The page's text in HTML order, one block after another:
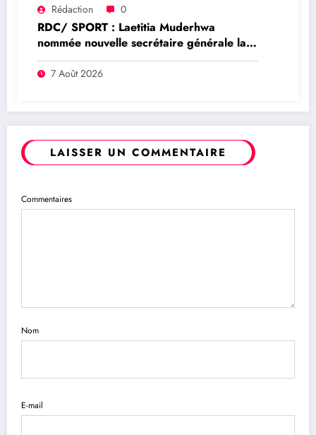
Rédaction 0
RDC/ SPORT : Laetitia Muderhwa
nommée nouvelle secrétaire générale la
FECOFA
7 Août 2026
LAISSER UN COMMENTAIRE
Commentaires
Nom
E-mail